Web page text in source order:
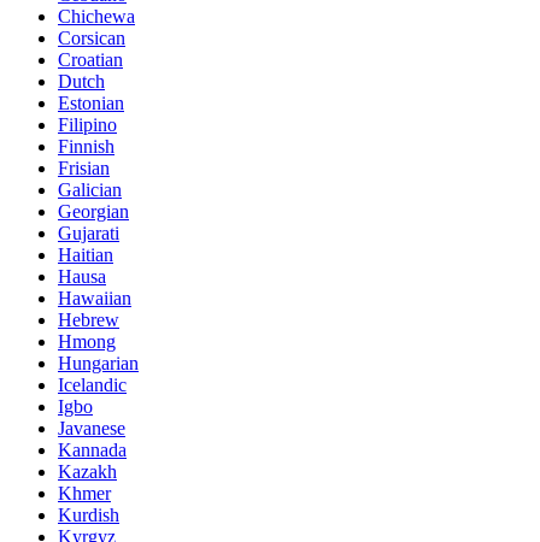
Chichewa
Corsican
Croatian
Dutch
Estonian
Filipino
Finnish
Frisian
Galician
Georgian
Gujarati
Haitian
Hausa
Hawaiian
Hebrew
Hmong
Hungarian
Icelandic
Igbo
Javanese
Kannada
Kazakh
Khmer
Kurdish
Kyrgyz